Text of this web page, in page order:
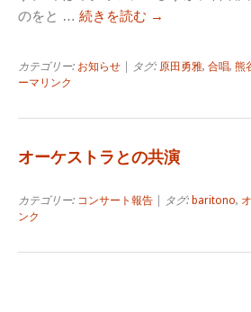
のをと … 続きを読む →
カテゴリー: お知らせ | タグ: 原田勇雅, 合唱, 熊
ーマリンク
オーケストラとの共演
カテゴリー: コンサート報告 | タグ: baritono,
ンク